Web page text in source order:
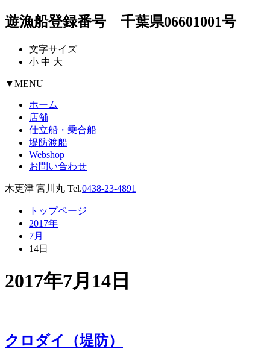
遊漁船登録番号 千葉県06601001号
文字サイズ
小 中 大
▼MENU
ホーム
店舗
仕立船・乗合船
堤防渡船
Webshop
お問い合わせ
木更津 宮川丸 Tel.0438-23-4891
トップページ
2017年
7月
14日
2017年7月14日
クロダイ（堤防）